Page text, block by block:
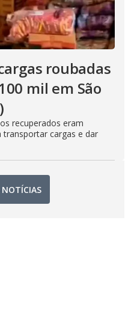
roubadas
mil em São
recuperados eram
cargas e dar
NOTÍCIAS